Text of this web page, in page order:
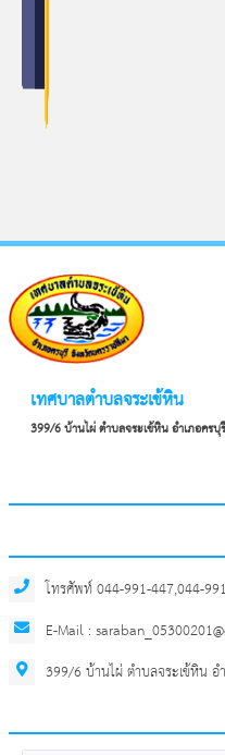
เทศบาลตำบลจระเข้หิน
399/6 บ้านไผ่ ตำบลจระเข้หิน อำเภอคร
โทรศัพท์ 044-991-447,044-
E-Mail :
399/6 บ้านไผ่ ตำบลจระเข้หิน